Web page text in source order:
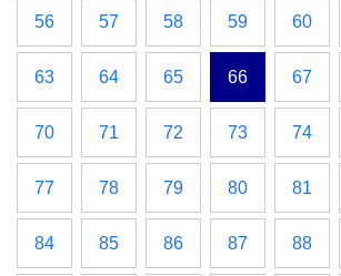
56 57 58 59 60
63 64 65 66 67
70 71 72 73 74
77 78 79 80 81
84 85 86 87 88